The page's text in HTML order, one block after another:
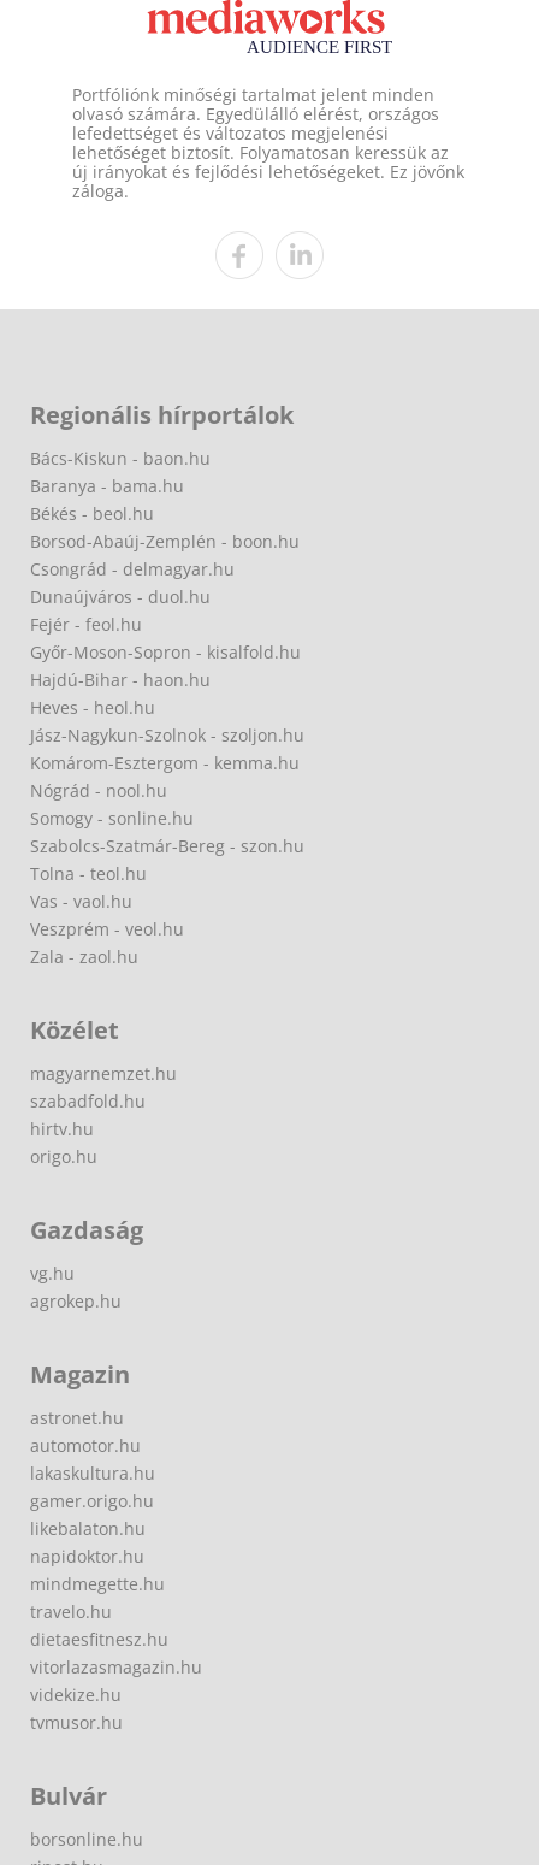
Portfóliónk minőségi tartalmat jelent minden
olvasó számára. Egyedülálló elérést, országos
lefedettséget és változatos megjelenési
lehetőséget biztosít. Folyamatosan keressük az
új irányokat és fejlődési lehetőségeket. Ez jövőnk
záloga.
Regionális hírportálok
Bács-Kiskun - baon.hu
Baranya - bama.hu
Békés - beol.hu
Borsod-Abaúj-Zemplén - boon.hu
Csongrád - delmagyar.hu
Dunaújváros - duol.hu
Fejér - feol.hu
Győr-Moson-Sopron - kisalfold.hu
Hajdú-Bihar - haon.hu
Heves - heol.hu
Jász-Nagykun-Szolnok - szoljon.hu
Komárom-Esztergom - kemma.hu
Nógrád - nool.hu
Somogy - sonline.hu
Szabolcs-Szatmár-Bereg - szon.hu
Tolna - teol.hu
Vas - vaol.hu
Veszprém - veol.hu
Zala - zaol.hu
Közélet
magyarnemzet.hu
szabadfold.hu
hirtv.hu
origo.hu
Gazdaság
vg.hu
agrokep.hu
Magazin
astronet.hu
automotor.hu
lakaskultura.hu
gamer.origo.hu
likebalaton.hu
napidoktor.hu
mindmegette.hu
travelo.hu
dietaesfitnesz.hu
vitorlazasmagazin.hu
videkize.hu
tvmusor.hu
Bulvár
borsonline.hu